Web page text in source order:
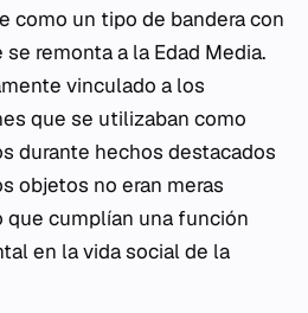
como un tipo de bandera con
remonta a la Edad Media.
vinculado a los
que se utilizaban como
durante hechos destacados
objetos no eran meras
que cumplían una función
en la vida social de la